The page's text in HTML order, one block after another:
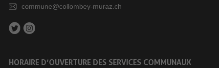
commune@collombey-muraz.ch
HORAIRE D’OUVERTURE DES SERVICES COMMUNAUX